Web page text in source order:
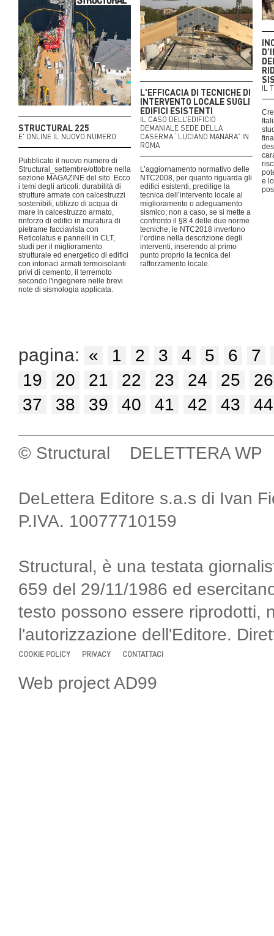
IL
e
STRUCTURAL 225
E' ONLINE IL NUOVO NUMERO
Pubblicato il nuovo numero di
Structural_settembre/ottobre nella
sezione MAGAZINE del sito. Ecco
i temi degli articoli: durabilità di
strutture armate con calcestruzzi
sostenibili, utilizzo di acqua di
mare in calcestruzzo armato,
rinforzo di edifici in muratura di
pietrame facciavista con
Reticolatus e pannelli in CLT,
studi per il miglioramento
strutturale ed energetico di edifici
con intonaci armati termoisolanti
privi di cemento, il terremoto
secondo l'ingegnere nelle brevi
note di sismologia applicata.
L'EFFICACIA DI TECNICHE DI
INTERVENTO LOCALE SUGLI
EDIFICI ESISTENTI
IL CASO DELL’EDIFICIO
DEMANIALE SEDE DELLA
CASERMA “LUCIANO MANARA” IN
ROMA
L’aggiornamento normativo delle
NTC2008, per quanto riguarda gli
edifici esistenti, predilige la
tecnica dell’intervento locale al
miglioramento o adeguamento
sismico; non a caso, se si mette a
confronto il §8.4 delle due norme
tecniche, le NTC2018 invertono
l’ordine nella descrizione degli
interventi, inserendo al primo
punto proprio la tecnica del
rafforzamento locale.
pagina: « 1 2 3 4 5 6
7
19
20 21 22 23 24 25
26
37
38 39 40 41 42 43 44
© Structural DELETTERA WP
DeLettera Editore s.a.s di Ivan
P.IVA. 10077710159
Structural, è una testata
659 del 29/11/1986 ed
testo possono essere riprodotti,
l'autorizzazione dell'Editore.
COOKIE POLICY PRIVACY CONTATTACI
Web project AD99